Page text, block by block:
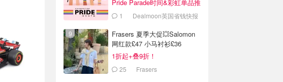
Pride Parade时间&彩虹单品推
荐 1 Dealmoon英国省钱快报
Frasers 夏季大促💥Salomon
网红款£47 小马衬衫£36
1折起+叠9折！
25 Frasers